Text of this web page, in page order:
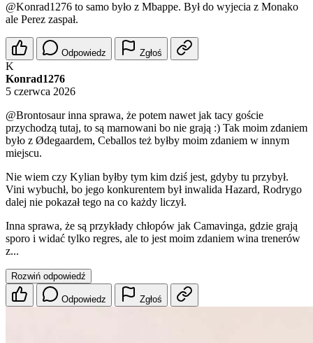
@Konrad1276 to samo było z Mbappe. Był do wyjecia z Monako
ale Perez zaspał.
Odpowiedz Zgłoś
K
Konrad1276
5 czerwca 2026
@Brontosaurinna sprawa, że potem nawet jak tacy goście
przychodzą tutaj, to są marnowani bo nie grają :) Tak moim zdaniem
było z Ødegaardem, Ceballos też byłby moim zdaniem w innym
miejscu.
Nie wiem czy Kylian byłby tym kim dziś jest, gdyby tu przybył.
Vini wybuchł, bo jego konkurentem był inwalida Hazard, Rodrygo
dalej nie pokazał tego na co każdy liczył.
Inna sprawa, że są przykłady chłopów jak Camavinga, gdzie grają
sporo i widać tylko regres, ale to jest moim zdaniem wina trenerów
z...
Rozwiń odpowiedź
Odpowiedz Zgłoś